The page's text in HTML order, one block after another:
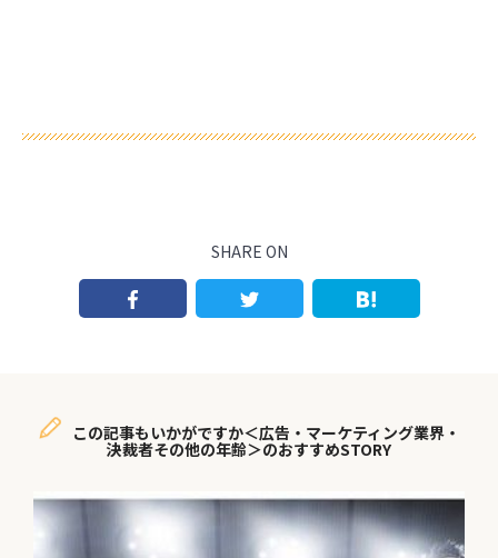
SHARE ON
この記事もいかがですか＜広告・マーケティング業界・
決裁者その他の年齢＞のおすすめSTORY